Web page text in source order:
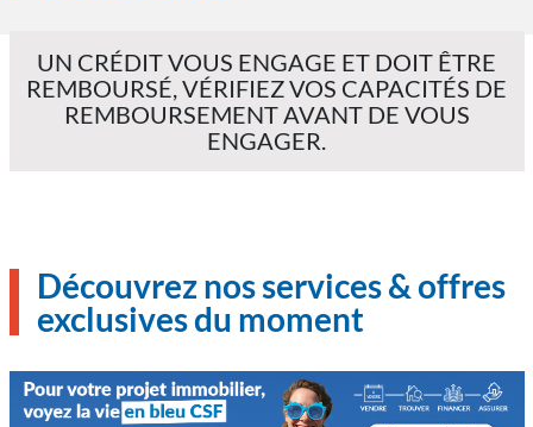
UN CRÉDIT VOUS ENGAGE ET DOIT ÊTRE
REMBOURSÉ, VÉRIFIEZ VOS CAPACITÉS DE
REMBOURSEMENT AVANT DE VOUS
ENGAGER.
Découvrez nos services & offres
exclusives du moment